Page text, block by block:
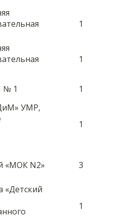
1
1
1 1
УМР,
1
«МОК N2» 3
«Детский
1